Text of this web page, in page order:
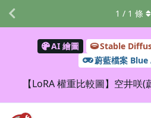
AI 繪圖 Stable
蔚藍檔案
【LoRA 權重比較圖】空井
1 / 1 條